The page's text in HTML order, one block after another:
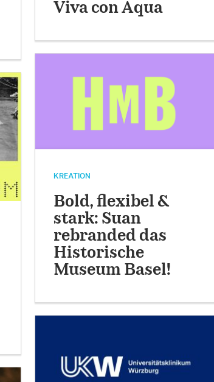
Viva con Aqua
KREATION
Bold, flexibel &
stark: Suan
rebranded das
Historische
Museum Basel!